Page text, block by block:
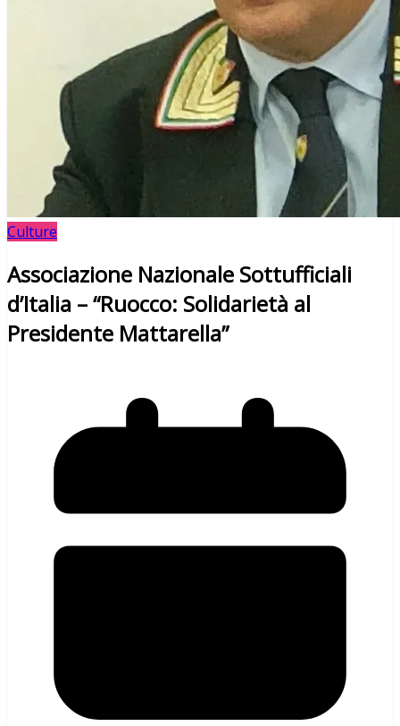
Culture
Associazione Nazionale Sottufficiali
d’Italia – “Ruocco: Solidarietà al
Presidente Mattarella”